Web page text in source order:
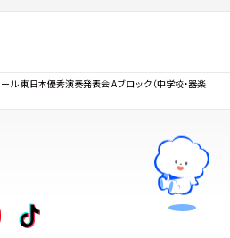
ル 東日本優秀演奏発表会 Aブロック（中学校・器楽